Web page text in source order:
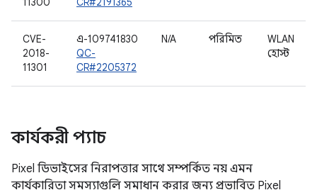
CVE-
2018-
11301
এ-109741830
QC-
CR#2205372
N/A পরিমিত
WLAN
হোস্ট
কার্যকরী প্যাচ
Pixel ডিভাইসের নিরাপত্তার সাথে সম্পর্কিত নয় এমন
কার্যকারিতা সমস্যাগুলি সমাধান করার জন্য প্রভাবিত Pixel